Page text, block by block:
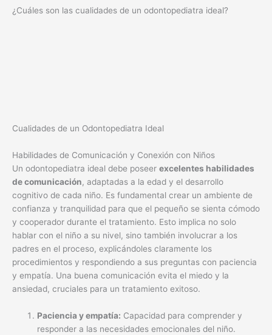
¿Cuáles son las cualidades de un odontopediatra ideal?
Cualidades de un Odontopediatra Ideal
Habilidades de Comunicación y Conexión con Niños
Un odontopediatra ideal debe poseer excelentes habilidades
de comunicación, adaptadas a la edad y el desarrollo
cognitivo de cada niño. Es fundamental crear un ambiente de
confianza y tranquilidad para que el pequeño se sienta cómodo
y cooperador durante el tratamiento. Esto implica no solo
hablar con el niño a su nivel, sino también involucrar a los
padres en el proceso, explicándoles claramente los
procedimientos y respondiendo a sus preguntas con paciencia
y empatía. Una buena comunicación evita el miedo y la
ansiedad, cruciales para un tratamiento exitoso.
Paciencia y empatía: Capacidad para comprender y
responder a las necesidades emocionales del niño.